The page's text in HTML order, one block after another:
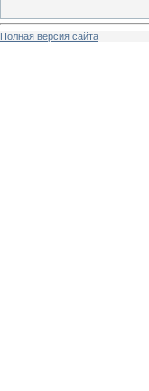
Полная версия сайта